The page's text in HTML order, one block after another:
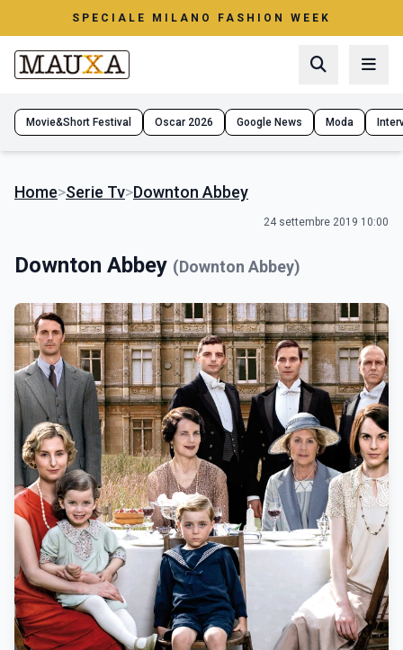
SPECIALE MILANO FASHION WEEK
Movie&Short Festival Oscar 2026 Google News Moda
Home>Serie Tv>Downton Abbey
24 settembre 2019 10:00
Downton Abbey (Downton Abbey)